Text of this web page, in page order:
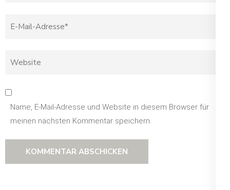
Name, E-Mail-Adresse und Website in diesem Browser für
meinen nächsten Kommentar speichern.